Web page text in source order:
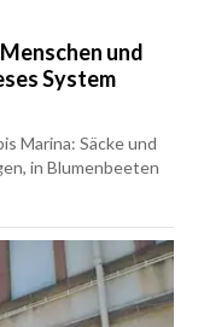
und
System
Marina: Säcke und
in Blumenbeeten